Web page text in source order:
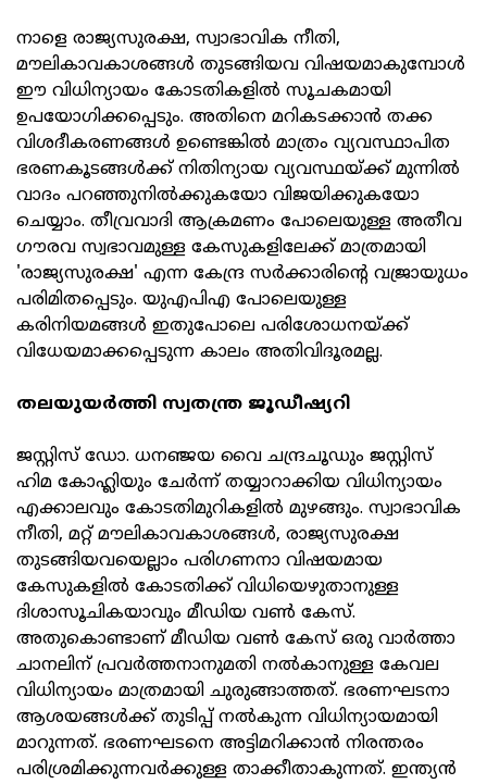
നാളെ രാജ്യസുരക്ഷ, സ്വാഭാവിക നീതി,
മൗലികാവകാശങ്ങള്‍ തുടങ്ങിയവ വിഷയമാകുമ്പോള്‍
ഈ വിധിന്യായം കോടതികളില്‍ സൂചകമായി
ഉപയോഗിക്കപ്പെടും. അതിനെ മറികടക്കാന്‍ തക്ക
വിശദീകരണങ്ങള്‍ ഉണ്ടെങ്കില്‍ മാത്രം വ്യവസ്ഥാപിത
ഭരണകൂടങ്ങള്‍ക്ക് നിതിന്യായ വ്യവസ്ഥയ്ക്ക് മുന്നില്‍
വാദം പറഞ്ഞുനില്‍ക്കുകയോ വിജയിക്കുകയോ
ചെയ്യാം. തീവ്രവാദി ആക്രമണം പോലെയുള്ള അതീവ
ഗൗരവ സ്വഭാവമുള്ള കേസുകളിലേക്ക് മാത്രമായി
'രാജ്യസുരക്ഷ' എന്ന കേന്ദ്ര സര്‍ക്കാരിന്റെ വജ്രായുധം
പരിമിതപ്പെടും. യുഎപിഎ പോലെയുള്ള
കരിനിയമങ്ങള്‍ ഇതുപോലെ പരിശോധനയ്ക്ക്
വിധേയമാക്കപ്പെടുന്ന കാലം അതിവിദൂരമല്ല.
തലയുയര്‍ത്തി സ്വതന്ത്ര ജൂഡീഷ്യറി
ജസ്റ്റിസ് ഡോ. ധനഞ്ജയ വൈ ചന്ദ്രചൂഡും ജസ്റ്റിസ്
ഹിമ കോഹ്ലിയും ചേര്‍ന്ന് തയ്യാറാക്കിയ വിധിന്യായം
എക്കാലവും കോടതിമുറികളില്‍ മുഴങ്ങും. സ്വാഭാവിക
നീതി, മറ്റ് മൗലികാവകാശങ്ങള്‍, രാജ്യസുരക്ഷ
തുടങ്ങിയവയെല്ലാം പരിഗണനാ വിഷയമായ
കേസുകളില്‍ കോടതിക്ക് വിധിയെഴുതാനുള്ള
ദിശാസൂചികയാവും മീഡിയ വണ്‍ കേസ്.
അതുകൊണ്ടാണ് മീഡിയ വണ്‍ കേസ് ഒരു വാര്‍ത്താ
ചാനലിന് പ്രവര്‍ത്തനാനുമതി നല്‍കാനുള്ള കേവല
വിധിന്യായം മാത്രമായി ചുരുങ്ങാത്തത്. ഭരണഘടനാ
ആശയങ്ങള്‍ക്ക് തുടിപ്പ് നല്‍കുന്ന വിധിന്യായമായി
മാറുന്നത്. ഭരണഘടനെ അട്ടിമറിക്കാന്‍ നിരന്തരം
പരിശ്രമിക്കുന്നവര്‍ക്കുള്ള താക്കീതാകുന്നത്. ഇന്ത്യന്‍